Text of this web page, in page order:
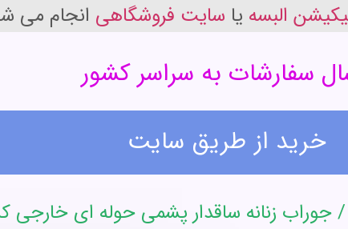
البسه یا سایت فروشگاهی انجام می
سفارشات به سراسر کشور
خرید از طریق سایت
/ جوراب زنانه ساقدار پشمی حوله ای خارجی کد